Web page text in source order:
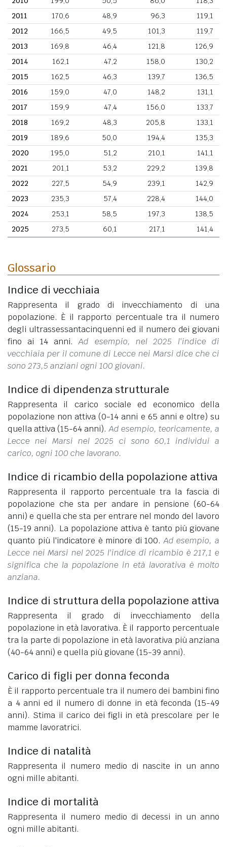
2011
170,6 48,9 96,3
119,1
2012
166,5 49,5 101,3
119,7
2013
169,8 46,4 121,8
126,9
2014
162,1 47,2 158,0
130,2
2015
162,5 46,3 139,7
136,5
2016
159,0 47,0 148,2
131,1
2017
159,9 47,4 156,0
133,7
2018
169,2 48,3 205,8
133,1
2019
189,6 50,0 194,4
135,3
2020
195,0 51,2 210,1
141,1
2021
201,1 53,2 229,2
139,8
2022
227,5 54,9 239,1
142,9
2023
235,3 57,4 228,4
144,0
2024
253,1 58,5 197,3
138,5
2025
273,5 60,1 217,1 141,4
Glossario
Indice di vecchiaia
Rappresenta il grado di invecchiamento di una
popolazione. È il rapporto percentuale tra il numero
degli ultrassessantacinquenni ed il numero dei giovani
fino ai 14 anni.Ad esempio, nel 2025 l'indice di
vecchiaia per il comune di Lecce nei Marsi dice che ci
sono 273,5 anziani ogni 100 giovani.
Indice di dipendenza strutturale
Rappresenta il carico sociale ed economico della
popolazione non attiva (0-14 anni e 65 anni e oltre) su
quella attiva (15-64 anni).Ad esempio, teoricamente, a
Lecce nei Marsi nel 2025 ci sono 60,1 individui a
carico, ogni 100 che lavorano.
Indice di ricambio della popolazione attiva
Rappresenta il rapporto percentuale tra la fascia di
popolazione che sta per andare in pensione (60-64
anni) e quella che sta per entrare nel mondo del lavoro
(15-19 anni). La popolazione attiva è tanto più giovane
quanto più l'indicatore è minore di 100.Ad esempio, a
Lecce nei Marsi nel 2025 l'indice di ricambio è 217,1 e
significa che la popolazione in età lavorativa è molto
anziana.
Indice di struttura della popolazione attiva
Rappresenta il grado di invecchiamento della
popolazione in età lavorativa. È il rapporto percentuale
tra la parte di popolazione in età lavorativa più anziana
(40-64 anni) e quella più giovane (15-39 anni).
Carico di figli per donna feconda
È il rapporto percentuale tra il numero dei bambini fino
a 4 anni ed il numero di donne in età feconda (15-49
anni). Stima il carico dei figli in età prescolare per le
mamme lavoratrici.
Indice di natalità
Rappresenta il numero medio di nascite in un anno
ogni mille abitanti.
Indice di mortalità
Rappresenta il numero medio di decessi in un anno
ogni mille abitanti.